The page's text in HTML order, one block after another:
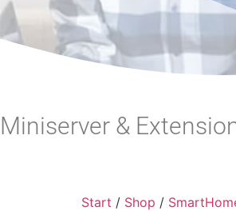
Miniserver &
Start / Shop /